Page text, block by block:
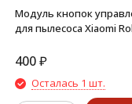
Модуль кнопок
для пылесоса Xiaomi
SKV4136GL (Mijia G1)
400₽
Осталась 1 шт.